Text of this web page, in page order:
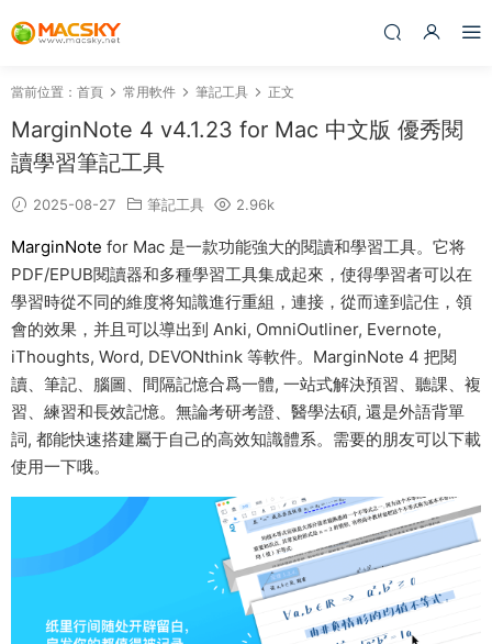
當前位置： 首頁 常用軟件 筆記工具 正文
MarginNote 4 v4.1.23 for Mac 中文版 優秀閱
讀學習筆記工具
2025-08-27 筆記工具 2.96k
MarginNote for Mac 是一款功能強大的閱讀和學習工具。它将
PDF/EPUB閱讀器和多種學習工具集成起來，使得學習者可以在
學習時從不同的維度将知識進行重組，連接，從而達到記住，領
會的效果，并且可以導出到 Anki, OmniOutliner, Evernote,
iThoughts, Word, DEVONthink 等軟件。MarginNote 4 把閱
讀、筆記、腦圖、間隔記憶合爲一體, 一站式解決預習、聽課、複
習、練習和長效記憶。無論考研考證、醫學法碩, 還是外語背單
詞, 都能快速搭建屬于自己的高效知識體系。需要的朋友可以下載
使用一下哦。